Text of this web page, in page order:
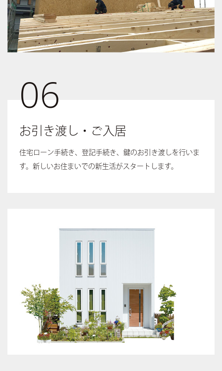
06
お引き渡し・ご入居
住宅ローン手続き、登記手続き、鍵のお引き渡しを行いま
す。新しいお住まいでの新生活がスタートします。